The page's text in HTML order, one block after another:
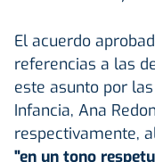
El acuerdo
referencias a las
este asunto por
Infancia, Ana
respectivamente,
"en un tono